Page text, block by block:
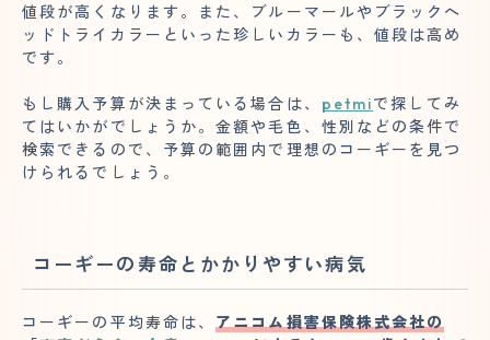
値段が高くなります。また、ブルーマールやブラックヘ
ッドトライカラーといった珍しいカラーも、値段は高め
です。
もし購入予算が決まっている場合は、 petmiで探してみ
てはいかがでしょうか。金額や毛色、性別などの条件で
検索できるので、予算の範囲内で理想のコーギーを見つ
けられるでしょう。
コーギーの寿命とかかりやすい病気
コーギーの平均寿命は、 アニコム損害保険株式会社の